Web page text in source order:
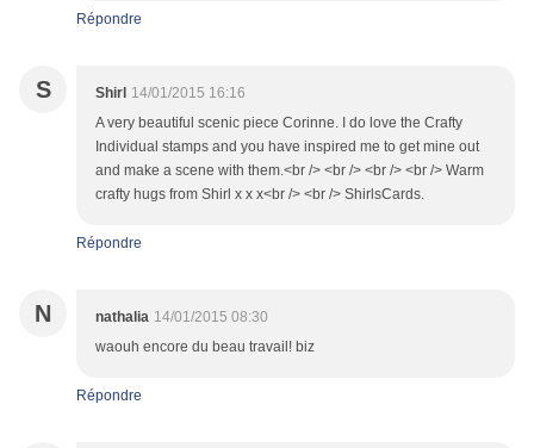
Répondre
S Shirl 14/01/2015 16:16
A very beautiful scenic piece Corinne. I do love the Crafty
Individual stamps and you have inspired me to get mine out
and make a scene with them.<br /> <br /> <br /> <br /> Warm
crafty hugs from Shirl x x x<br /> <br /> ShirlsCards.
Répondre
N nathalia 14/01/2015 08:30
waouh encore du beau travail! biz
Répondre